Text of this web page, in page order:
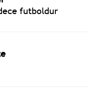
futboldur